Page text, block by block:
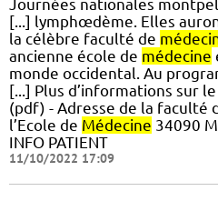
Journées nationales
[...] lymphœdème. Elles
la célèbre faculté de
ancienne école de médecine
monde occidental. Au
[...] Plus d’informations sur
(pdf) - Adresse de la faculté
l’Ecole de Médecine 34090
INFO PATIENT
11/10/2022 17:09